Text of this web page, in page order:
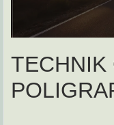
TECHNIK